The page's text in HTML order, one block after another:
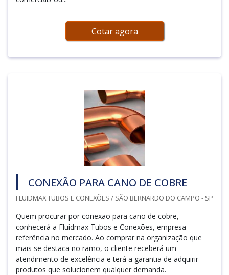
Cotar agora
CONEXÃO PARA CANO DE COBRE
FLUIDMAX TUBOS E CONEXÕES / SÃO BERNARDO DO CAMPO - SP
Quem procurar por conexão para cano de cobre,
conhecerá a Fluidmax Tubos e Conexões, empresa
referência no mercado. Ao comprar na organização que
mais se destaca no ramo, o cliente receberá um
atendimento de excelência e terá a garantia de adquirir
produtos que solucionem qualquer demanda.